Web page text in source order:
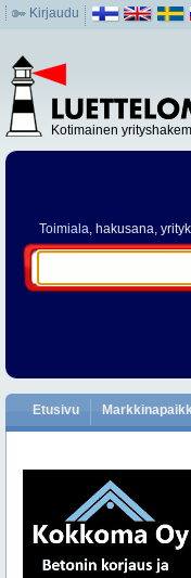
Kirjaudu
Kotimainen
Toimiala, hakusana,
Etusivu